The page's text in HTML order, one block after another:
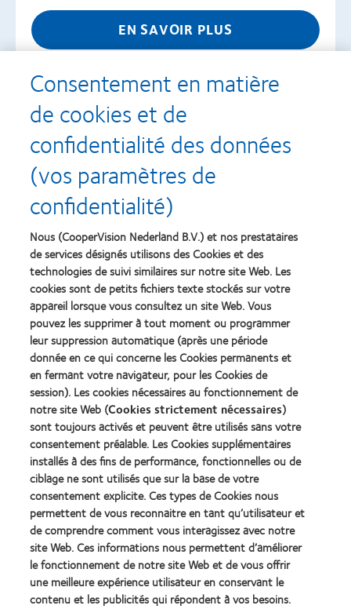
EN SAVOIR PLUS
Recompenses
Learn
more
about
Récompense
Silmo
d’Or
du
meilleur
produit
pour
MyDay™
(2013)
Learn
more
about
Contact
Lens
Product
of
the
Year
(2013)
Learn
more
about
2012
&
2010
Best
Companies
for
Leaders
(2012)
Learn
more
about
2011
Best
Factory
Awards
(2011)
Learn
more
about
ODMA
2011
(2011)
Learn
more
about
2012
REBRAND
100®
Global
Award
(2012)
Nos produits
Consentement en matière
de cookies et de
confidentialité des données
(vos paramètres de
confidentialité)
Nous (CooperVision Nederland B.V.) et nos prestataires
de services désignés utilisons des Cookies et des
technologies de suivi similaires sur notre site Web. Les
cookies sont de petits fichiers texte stockés sur votre
appareil lorsque vous consultez un site Web. Vous
pouvez les supprimer à tout moment ou programmer
leur suppression automatique (après une période
donnée en ce qui concerne les Cookies permanents et
en fermant votre navigateur, pour les Cookies de
session). Les cookies nécessaires au fonctionnement de
notre site Web (Cookies strictement nécessaires)
sont toujours activés et peuvent être utilisés sans votre
consentement préalable. Les Cookies supplémentaires
installés à des fins de performance, fonctionnelles ou de
ciblage ne sont utilisés que sur la base de votre
consentement explicite. Ces types de Cookies nous
permettent de vous reconnaitre en tant qu’utilisateur et
de comprendre comment vous interagissez avec notre
site Web. Ces informations nous permettent d’améliorer
le fonctionnement de notre site Web et de vous offrir
une meilleure expérience utilisateur en conservant le
contenu et les publicités qui répondent à vos besoins.